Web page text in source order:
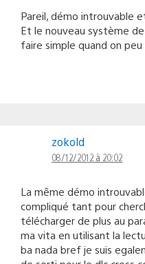
Pareil, démo introuvable
Et le nouveau système
faire simple quand on
zokold
08/12/2012 à 20:02
La même démo
compliqué tant pour
télécharger de plus au
ma vita en utilisant la
ba nada bref je suis